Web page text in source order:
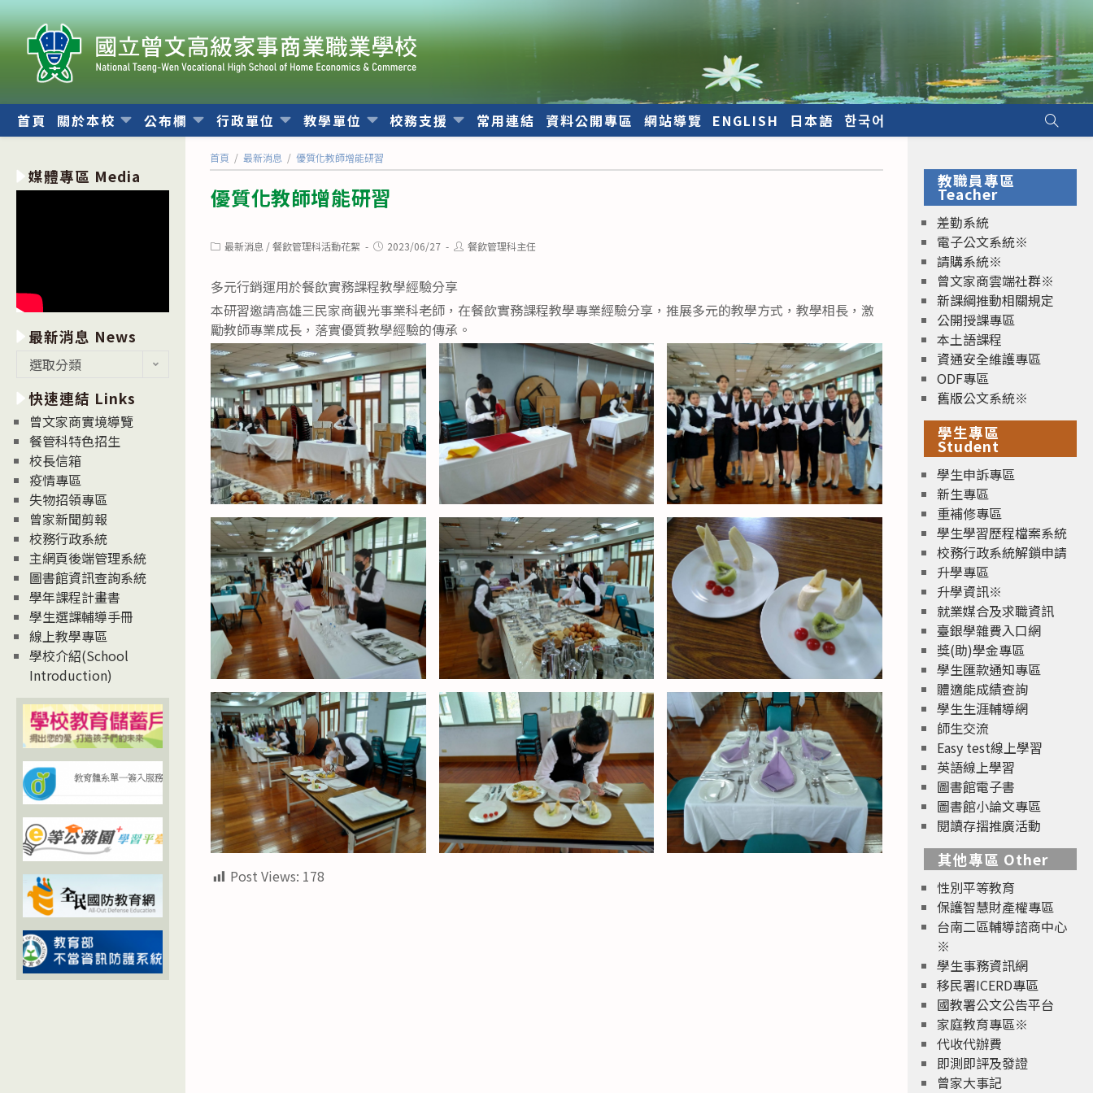
跳
轉
至
內
首頁 關於本校 公布欄 行政單位 教學單位 校務支援 常用連結 資料公開專區 網站導覽 ENGLISH 日本語 한국어
首頁 / 最新消息 / 優質化教師增能研習
優質化教師增能研習
Post最新消息 / 餐飲管理科活動花絮
Post2023/06/27
Post餐飲管理科主任
多元行銷運用於餐飲實務課程教學經驗分享
本研習邀請高雄三民家商觀光事業科老師，在餐飲實務課程教學專業經驗分享，推展多元的教學方式，教學相長，激
勵教師專業成長，落實優質教學經驗的傳承。
Post Views: 178
媒體專區 Media
最新消息 News
消
息
News
選取分類
快速連結 Links
曾文家商實境導覽
餐管科特色招生
校長信箱
疫情專區
失物招領專區
曾家新聞剪報
校務行政系統
主網頁後端管理系統
圖書館資訊查詢系統
學年課程計畫書
學生選課輔導手冊
線上教學專區
學校介紹(School
Introduction)
教職員專區
Teacher
差勤系統
電子公文系統※
請購系統※
曾文家商雲端社群※
新課綱推動相關規定
公開授課專區
本土語課程
資通安全維護專區
ODF專區
舊版公文系統※
學生專區
Student
學生申訴專區
新生專區
重補修專區
學生學習歷程檔案系統
校務行政系統解鎖申請
升學專區
升學資訊※
就業媒合及求職資訊
臺銀學雜費入口網
獎(助)學金專區
學生匯款通知專區
體適能成績查詢
學生生涯輔導網
師生交流
Easy test線上學習
英語線上學習
圖書館電子書
圖書館小論文專區
閱讀存摺推廣活動
其他專區 Other
性別平等教育
保護智慧財產權專區
台南二區輔導諮商中心
※
學生事務資訊網
移民署ICERD專區
國教署公文公告平台
家庭教育專區※
代收代辦費
即測即評及發證
曾家大事記